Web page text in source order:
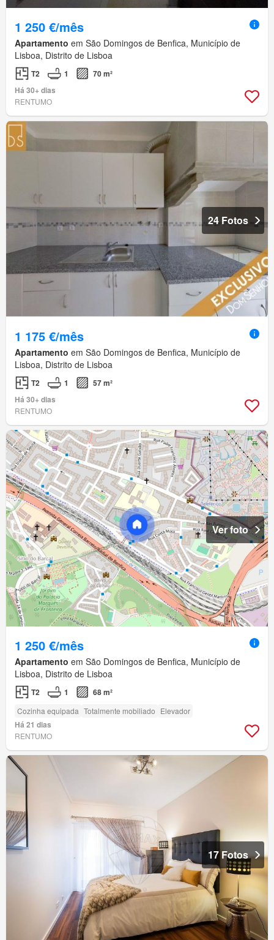
1 250 €/mês
Apartamento em São Domingos de Benfica, Município de
Lisboa, Distrito de Lisboa
T2 1
70 m²
Há 30+ dias
RENTUMO
24 Fotos
1 175 €/mês
Apartamento em São Domingos de Benfica, Município de
Lisboa, Distrito de Lisboa
T2 1
57 m²
Há 30+ dias
RENTUMO
Ver foto
1 250 €/mês
Apartamento em São Domingos de Benfica, Município de
Lisboa, Distrito de Lisboa
T2 1 68 m²
Cozinha equipada Totalmente mobiliado Elevador
Há 21 dias
RENTUMO
17 Fotos